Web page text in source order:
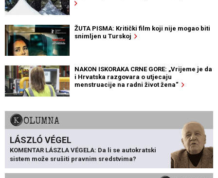
ŽUTA PISMA: Kritički film koji nije mogao biti
snimljen u Turskoj
NAKON ISKORAKA CRNE GORE: „Vrijeme je da
i Hrvatska razgovara o utjecaju
menstruacije na radni život žena“
KOLUMNA
LÁSZLÓ VÉGEL
KOMENTAR LÁSZLA VÉGELA: Da li se autokratski
sistem može srušiti pravnim sredstvima?